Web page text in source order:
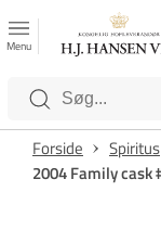
Kategorier
Menu
Forside Spiritus
2004 Family cask